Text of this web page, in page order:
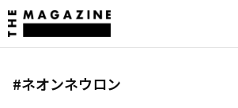
#ネオンネウロン